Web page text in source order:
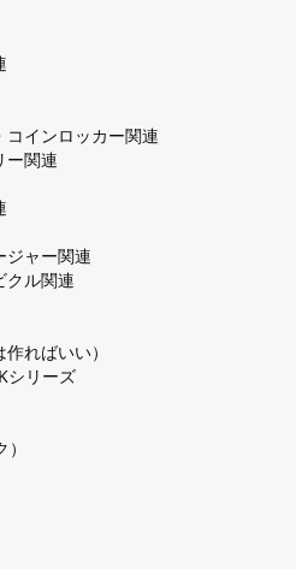
コインロッカー関連
ー関連
ジャー関連
クル関連
ればいい）
シリーズ